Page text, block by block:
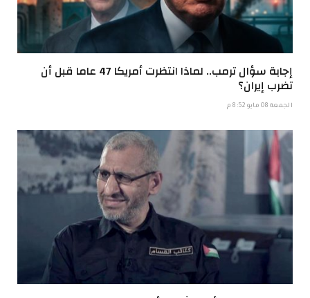
إجابة سؤال ترمب.. لماذا انتظرت أمريكا 47 عاما قبل أن
تضرب إيران؟
الجمعة 08 مايو 8:52 م